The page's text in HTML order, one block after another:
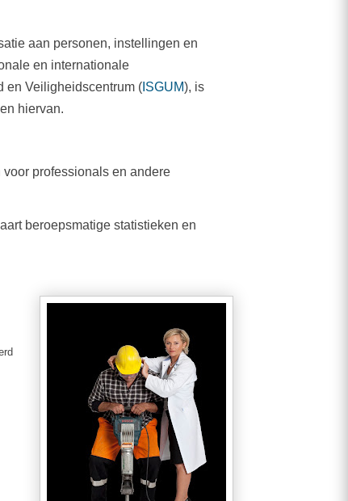
aan personen, instellingen en
en internationale
en Veiligheidscentrum (ISGUM), is
hiervan.
professionals en andere
beroepsmatige statistieken en